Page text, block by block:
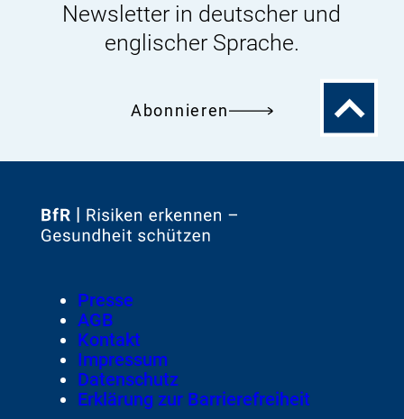
Newsletter in deutscher und
englischer Sprache.
Abonnieren
Zum
Zur
Footer
Meta-
Navigation
Presse
AGB
Kontakt
Impressum
Datenschutz
Erklärung zur Barrierefreiheit